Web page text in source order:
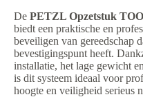
De PETZL Opzetstuk
biedt een praktische en
beveiligen van gereedschap
bevestigingspunt heeft.
installatie, het lage gewicht
is dit systeem ideaal voor
hoogte en veiligheid serieus